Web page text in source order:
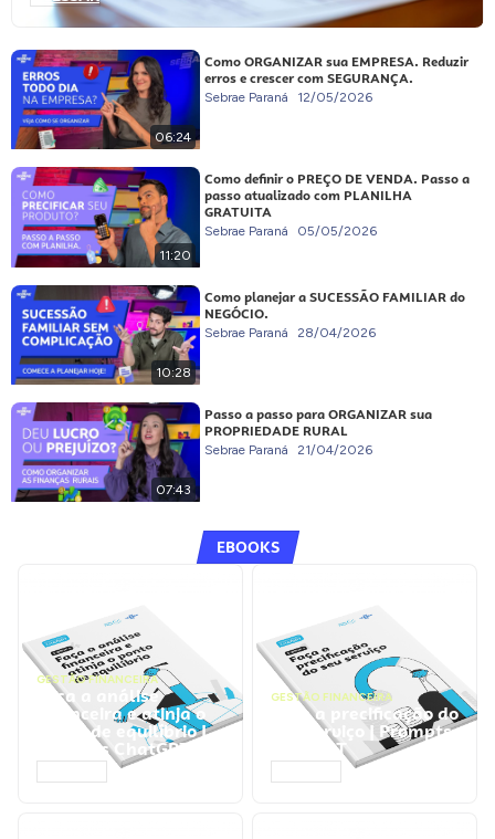
06:24
Como ORGANIZAR sua EMPRESA. Reduzir
erros e crescer com SEGURANÇA.
Sebrae Paraná 12/05/2026
11:20
Como definir o PREÇO DE VENDA. Passo a
passo atualizado com PLANILHA
GRATUITA
Sebrae Paraná 05/05/2026
10:28
Como planejar a SUCESSÃO FAMILIAR do
NEGÓCIO.
Sebrae Paraná 28/04/2026
07:43
Passo a passo para ORGANIZAR sua
PROPRIEDADE RURAL
Sebrae Paraná 21/04/2026
EBOOKS
GESTÃO FINANCEIRA
Faça a análise
financeira e atinja o
ponto de equilíbrio |
Prompts ChatGPT
GESTÃO FINANCEIRA
Faça a precificação do
seu serviço | Prompts
ChatGPT